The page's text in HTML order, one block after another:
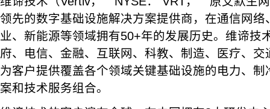
领先的数字基础设施解决方案提供商，在通信网
业、新能源等领域拥有50+年的发展历史。维谛技
府、电信、金融、互联网、科教、制造、医疗、
为客户提供覆盖各个领域关键基础设施的电力、
案和技术服务组合。